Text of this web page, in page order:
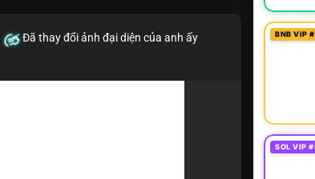
Đã thay đổi ảnh đại diện của anh ấy BNB VIP
SOL VIP